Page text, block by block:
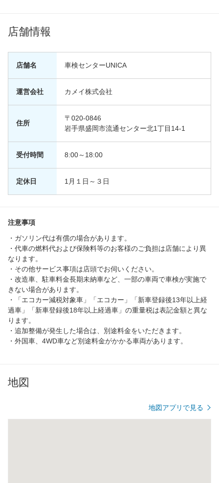
店舗情報
店舗名 車検センターUNICA
運営会社 カメイ株式会社
住所
〒020-0846
岩手県盛岡市流通センター北1丁目14-1
受付時間 8:00～18:00
定休日 1月１日～３日
注意事項
・ガソリン代は有償の場合があります。
・代車の燃料代および保険料等のお客様のご負担は店舗により異
なります。
・その他サービス事項は店頭でお伺いください。
・改造車、駐車料金長期未納車など、一部の車両で車検が実施で
きない場合があります。
・「エコカー減税対象車」「エコカー」「新車登録後13年以上経
過車」「新車登録後18年以上経過車」の重量税は表記金額と異な
ります。
・追加整備が発生した場合は、別途料金をいただきます。
・外国車、4WD車など別途料金がかかる車両があります。
地図
地図アプリで見る